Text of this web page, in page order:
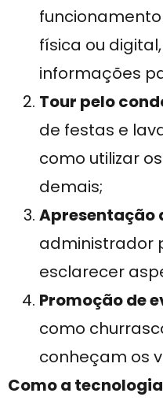
física ou
informações
Tour pelo
de festas e
como utilizar
demais;
Apresentação
administrador
esclarecer
Promoção de
como
conheçam os
Como a